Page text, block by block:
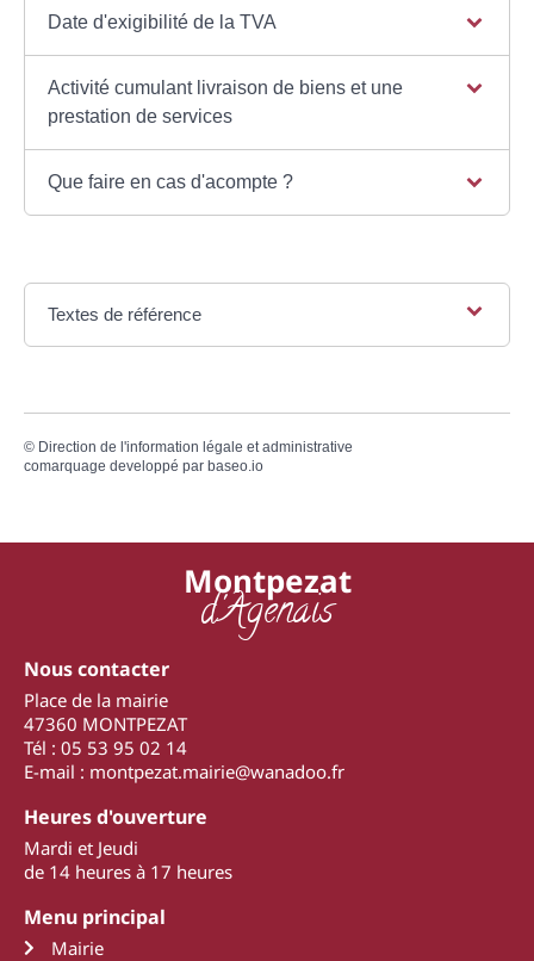
Date d'exigibilité de la TVA
Activité cumulant livraison de biens et une
prestation de services
Que faire en cas d'acompte ?
Textes de référence
© Direction de l'information légale et administrative
comarquage developpé par baseo.io
Montpezat
d'Agenais
Nous contacter
Place de la mairie
47360 MONTPEZAT
Tél : 05 53 95 02 14
E-mail : montpezat.mairie@wanadoo.fr
Heures d'ouverture
Mardi et Jeudi
de 14 heures à 17 heures
Menu principal
Mairie